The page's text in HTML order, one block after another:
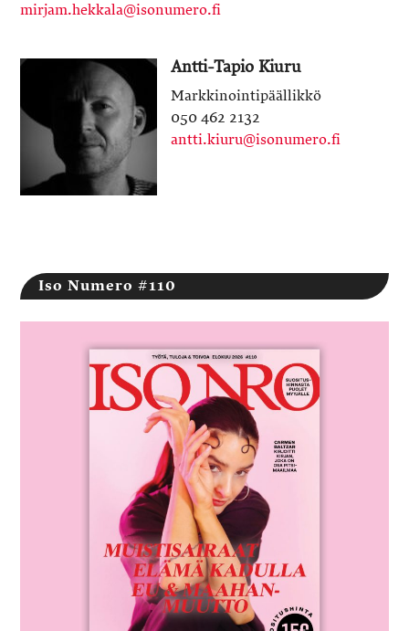
mirjam.hekkala@isonumero.fi
Antti-Tapio Kiuru
Markkinointipäällikkö
050 462 2132
antti.kiuru@isonumero.fi
Iso Numero #110